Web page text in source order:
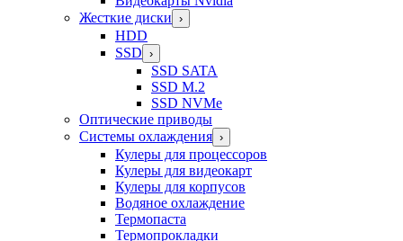
Жесткие диски ›
HDD
SSD ›
SSD SATA
SSD M.2
SSD NVMe
Оптические приводы
Системы охлаждения ›
Кулеры для процессоров
Кулеры для видеокарт
Кулеры для корпусов
Водяное охлаждение
Термопаста
Термопрокладки